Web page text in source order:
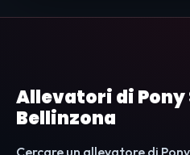
Allevatori di Pony
Bellinzona